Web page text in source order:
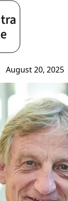
August 20, 2025